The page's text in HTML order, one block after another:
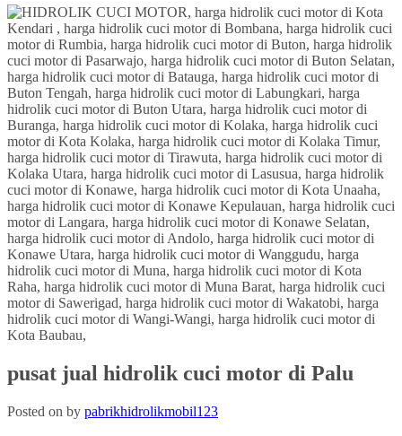
pusat jual hidrolik cuci motor di Palu
Posted on by pabrikhidrolikmobil123